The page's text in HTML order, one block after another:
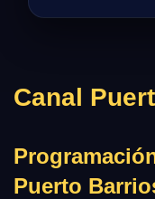
Canal
Puerto